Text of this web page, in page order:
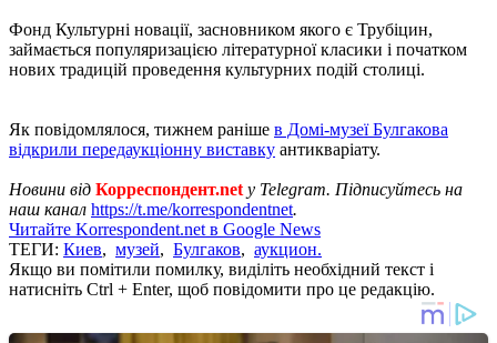
Фонд Культурні новації, засновником якого є Трубіцин,
займається популяризацією літературної класики і початком
нових традицій проведення культурних подій столиці.
Як повідомлялося, тижнем раніше в Домі-музеї Булгакова
відкрили передаукціонну виставку антикваріату.
Новини від Корреспондент.net у Telegram. Підписуйтесь на
наш канал https://t.me/korrespondentnet.
Читайте Korrespondent.net в Google News
ТЕГИ: Киев, музей, Булгаков, аукцион.
Якщо ви помітили помилку, виділіть необхідний текст і
натисніть Ctrl + Enter, щоб повідомити про це редакцію.